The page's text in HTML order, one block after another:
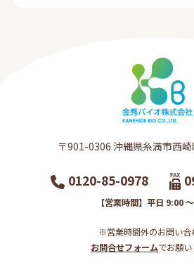
1. 当社は、原則として会員情報を会員
三者に対して開示することはありませ
号の場合には、会員の事前の同意なく
の他のお客様情報を開示できるものとし
(1)法令に基づき開示を求められた場合
(2)当社の権利、利益、名誉等を保護す
組み」に従い、当社が管理します。当
会員へのサービス提供、サービス内容
図る目的のために、当社おいて利用す
とします。
〒901-0306​ 沖縄県糸満市西
0120-85-0978
【営業時間】平日 9:00
※営業時間外のお問い合
お問合せフォームでお願い